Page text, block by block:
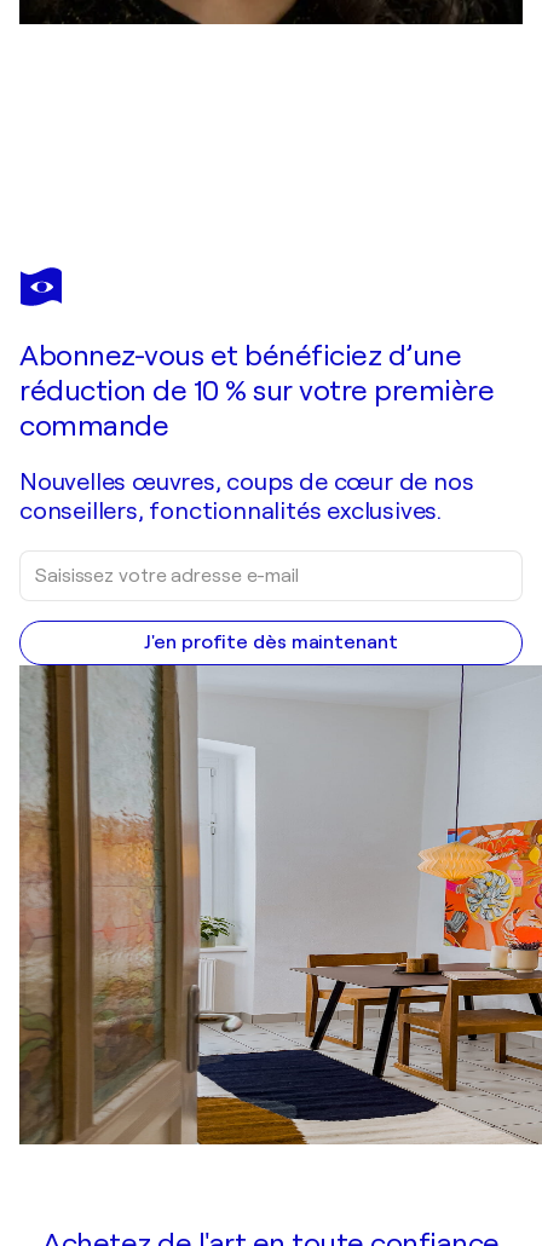
KATHARINA KRETSCHMER
Herbst III, Urheberrecht Katharina Kretschmer
Abonnez-vous et bénéficiez d’une
réduction de 10 % sur votre première
commande
Nouvelles œuvres, coups de cœur de nos
conseillers, fonctionnalités exclusives.
J'en profite dès maintenant